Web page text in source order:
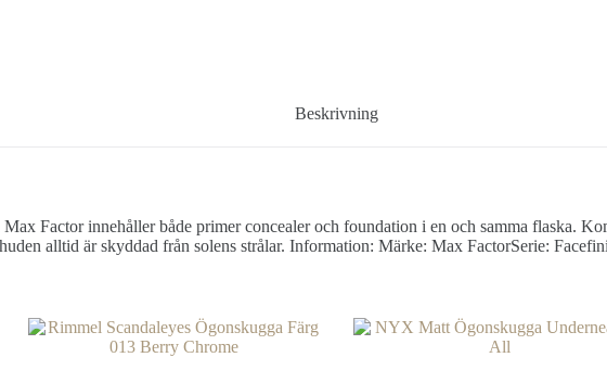
Beskrivning
Factor innehåller både primer concealer och foundation i en och samma flaska.
alltid är skyddad från solens strålar. Information: Märke: Max FactorSerie: